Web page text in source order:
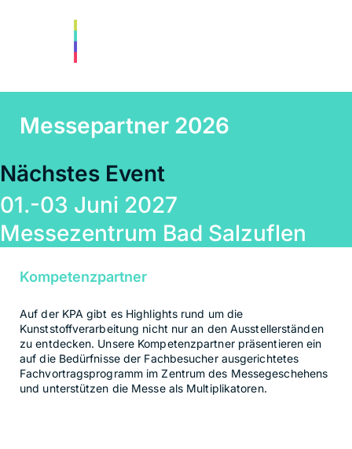
Messepartner 2026
Nächstes Event
01.-03 Juni 2027
Messezentrum Bad Salzuflen
Kompetenzpartner
Auf der KPA gibt es Highlights rund um die
Kunststoffverarbeitung nicht nur an den Ausstellerständen
zu entdecken. Unsere Kompetenzpartner präsentieren ein
auf die Bedürfnisse der Fachbesucher ausgerichtetes
Fachvortragsprogramm im Zentrum des Messegeschehens
und unterstützen die Messe als Multiplikatoren.